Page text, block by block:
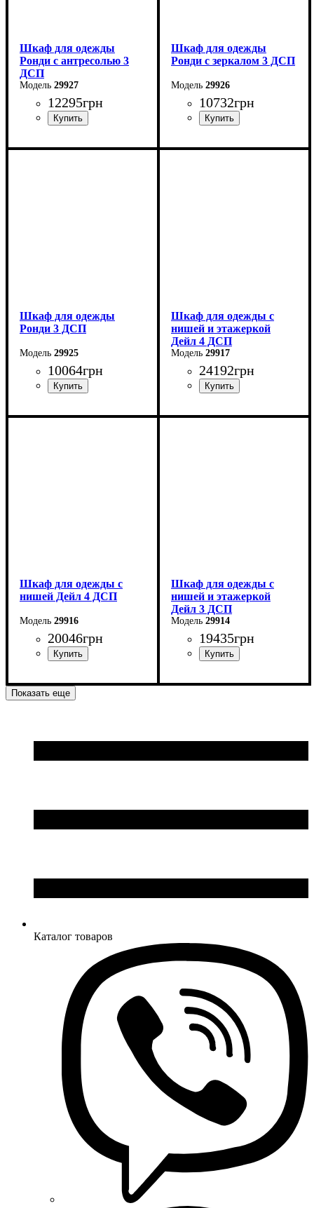
Шкаф для одежды
Ронди с антресолью 3
ДСП
29927
12295грн
Ширина: 121 см
Шкаф для одежды
Ронди с зеркалом 3 ДСП
29926
10732грн
Ширина: 121 см
Шкаф для одежды
Ронди 3 ДСП
29925
10064грн
Ширина: 121 см
Шкаф для одежды с
нишей и этажеркой
Дейл 4 ДСП
29917
24192грн
Ширина: 234 см
Шкаф для одежды с
нишей Дейл 4 ДСП
29916
20046грн
Ширина: 206 см
Высота: 220 см
Шкаф для одежды с
нишей и этажеркой
Дейл 3 ДСП
29914
19435грн
Ширина: 178 см
Показать еще
Каталог товаров